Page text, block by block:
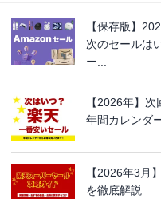
【保存版】
次のセールは
ー...
【2026年】
年間カレンダ
【2026年3月
を徹底解説